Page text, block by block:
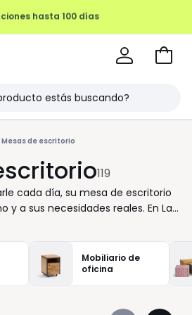
FINAL HASTA -70%
Ir
Mesas de escritorio
119
cada día, su mesa de escritorio
y a sus necesidades reales. En La
entorno bien organizado influye
y en su bienestar. Por eso,
y funcionales, adecuadas tanto
como para la oficina compartida. Si
para ordenar documentos o
Mobiliario de
oficina